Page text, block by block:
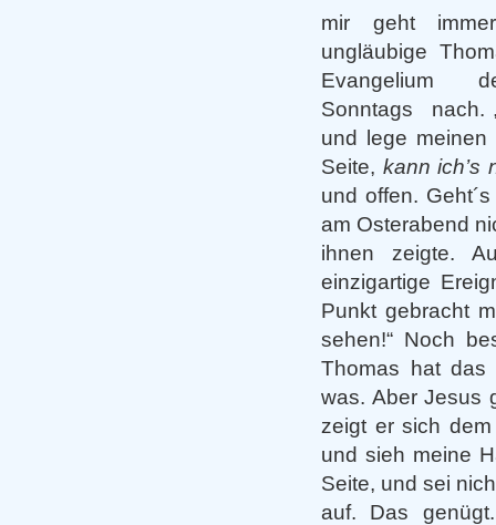
mir geht
ungläubige
Evangelium
Sonntags nach.
und lege
Seite, kann ich’s
und offen.
am Osterabend
ihnen zeigte.
einzigartige
Punkt gebracht
sehen!“ Noch
Thomas hat das
was. Aber Jesus
zeigt er sich
und sieh meine
Seite, und sei
auf. Das